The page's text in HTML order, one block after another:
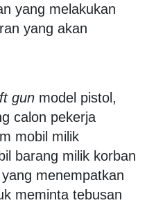
yang melakukan
yang akan
gun model pistol,
calon pekerja
mobil milik
barang milik korban
menempatkan
meminta tebusan